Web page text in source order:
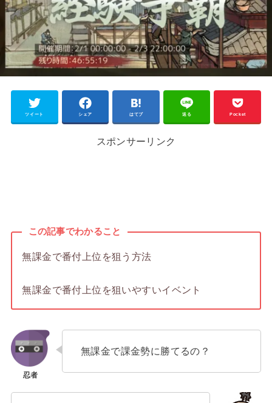
ツイート シェア はてブ 送る Pocket
スポンサーリンク
この記事でわかること
無課金で番付上位を狙う方法
無課金で番付上位を狙いやすいイベント
無課金で課金勢に勝てるの？